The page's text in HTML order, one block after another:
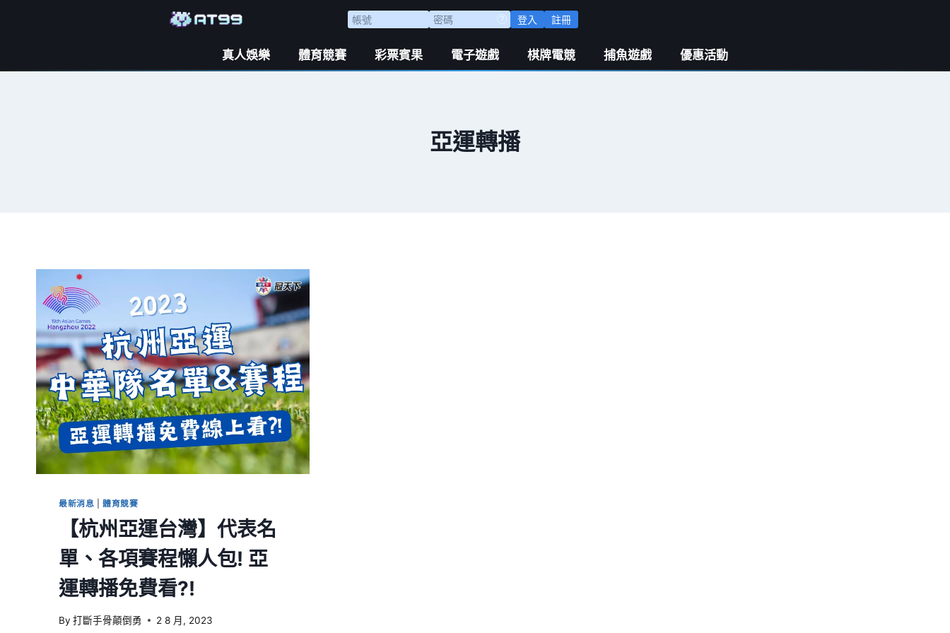
登入 註冊
真人娛樂 體育競賽 彩票賓果 電子遊戲 棋牌電競 捕魚遊戲 優惠活動
亞運轉播
最新消息 |體育競賽
【杭州亞運台灣】代表名
單、各項賽程懶人包! 亞
運轉播免費看?!
By 打斷手骨顛倒勇 2 8 月, 2023